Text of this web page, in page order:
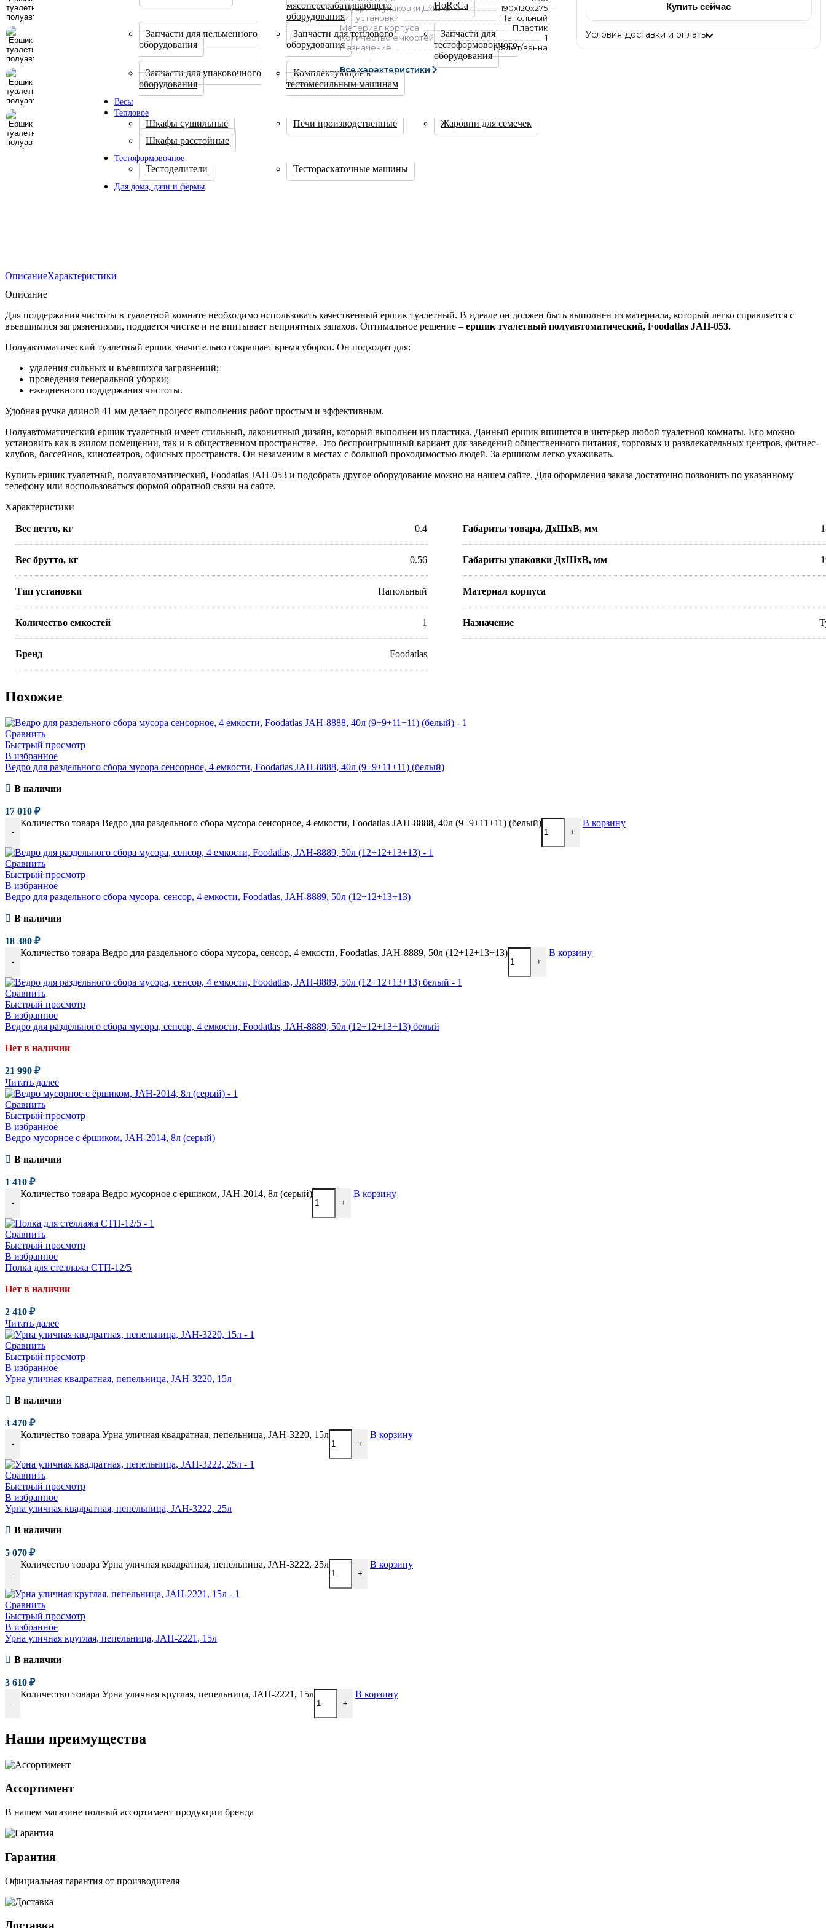
мясоперерабатывающего
оборудования
HoReCa
Запчасти для пельменного
оборудования
Запчасти для теплового
оборудования
Запчасти для
тестоформовочного
оборудования
Запчасти для упаковочного
оборудования
Комплектующие к
тестомесильным машинам
Весы
Тепловое
Шкафы сушильные Печи производственные
Жаровни для семечек
Шкафы расстойные
Тестоформовочное
Тестоделители Тестораскаточные машины
Для дома, дачи и фермы
Габариты упаковки ДхШхВ, мм
190x120x275
Тип установки
Напольный
Материал корпуса
Пластик
Количество емкостей
1
Назначение
Туалет/ванна
Все характеристики
Купить сейчас
Условия доставки и оплаты
ОписаниеХарактеристики
Описание
Для поддержания чистоты в туалетной комнате необходимо использовать качественный ершик туалетный. В идеале он должен быть выполнен из материала, который легко справляется с
въевшимися загрязнениями, поддается чистке и не впитывает неприятных запахов. Оптимальное решение – ершик туалетный полуавтоматический, Foodatlas JAH-053.
Полуавтоматический туалетный ершик значительно сокращает время уборки. Он подходит для:
удаления сильных и въевшихся загрязнений;
проведения генеральной уборки;
ежедневного поддержания чистоты.
Удобная ручка длиной 41 мм делает процесс выполнения работ простым и эффективным.
Полуавтоматический ершик туалетный имеет стильный, лаконичный дизайн, который выполнен из пластика. Данный ершик впишется в интерьер любой туалетной комнаты. Его можно
установить как в жилом помещении, так и в общественном пространстве. Это беспроигрышный вариант для заведений общественного питания, торговых и развлекательных центров, фитнес-
клубов, бассейнов, кинотеатров, офисных пространств. Он незаменим в местах с большой проходимостью людей. За ершиком легко ухаживать.
Купить ершик туалетный, полуавтоматический, Foodatlas JAH-053 и подобрать другое оборудование можно на нашем сайте. Для оформления заказа достаточно позвонить по указанному
телефону или воспользоваться формой обратной связи на сайте.
Характеристики
Вес нетто, кг 0.4 Габариты товара, ДхШхВ, мм
Вес брутто, кг 0.56 Габариты упаковки ДхШхВ, мм
Тип установки Напольный Материал корпуса
Количество емкостей 1 Назначение
Бренд Foodatlas
Похожие
Сравнить
Быстрый просмотр
В избранное
Ведро для раздельного сбора мусора сенсорное, 4 емкости, Foodatlas JAH-8888, 40л (9+9+11+11) (белый)
В наличии
17 010 ₽
-
Количество товара Ведро для раздельного сбора мусора сенсорное, 4 емкости, Foodatlas JAH-8888, 40л (9+9+11+11) (белый)
+
В корзину
Сравнить
Быстрый просмотр
В избранное
Ведро для раздельного сбора мусора, сенсор, 4 емкости, Foodatlas, JAH-8889, 50л (12+12+13+13)
В наличии
18 380 ₽
-
Количество товара Ведро для раздельного сбора мусора, сенсор, 4 емкости, Foodatlas, JAH-8889, 50л (12+12+13+13)
+
В корзину
Сравнить
Быстрый просмотр
В избранное
Ведро для раздельного сбора мусора, сенсор, 4 емкости, Foodatlas, JAH-8889, 50л (12+12+13+13) белый
Нет в наличии
21 990 ₽
Читать далее
Сравнить
Быстрый просмотр
В избранное
Ведро мусорное с ёршиком, JAH-2014, 8л (серый)
В наличии
1 410 ₽
-
Количество товара Ведро мусорное с ёршиком, JAH-2014, 8л (серый)
+
В корзину
Сравнить
Быстрый просмотр
В избранное
Полка для стеллажа СТП-12/5
Нет в наличии
2 410 ₽
Читать далее
Сравнить
Быстрый просмотр
В избранное
Урна уличная квадратная, пепельница, JAH-3220, 15л
В наличии
3 470 ₽
-
Количество товара Урна уличная квадратная, пепельница, JAH-3220, 15л
+
В корзину
Сравнить
Быстрый просмотр
В избранное
Урна уличная квадратная, пепельница, JAH-3222, 25л
В наличии
5 070 ₽
-
Количество товара Урна уличная квадратная, пепельница, JAH-3222, 25л
+
В корзину
Сравнить
Быстрый просмотр
В избранное
Урна уличная круглая, пепельница, JAH-2221, 15л
В наличии
3 610 ₽
-
Количество товара Урна уличная круглая, пепельница, JAH-2221, 15л
+
В корзину
Наши преимущества
Ассортимент
В нашем магазине полный ассортимент продукции бренда
Гарантия
Официальная гарантия от производителя